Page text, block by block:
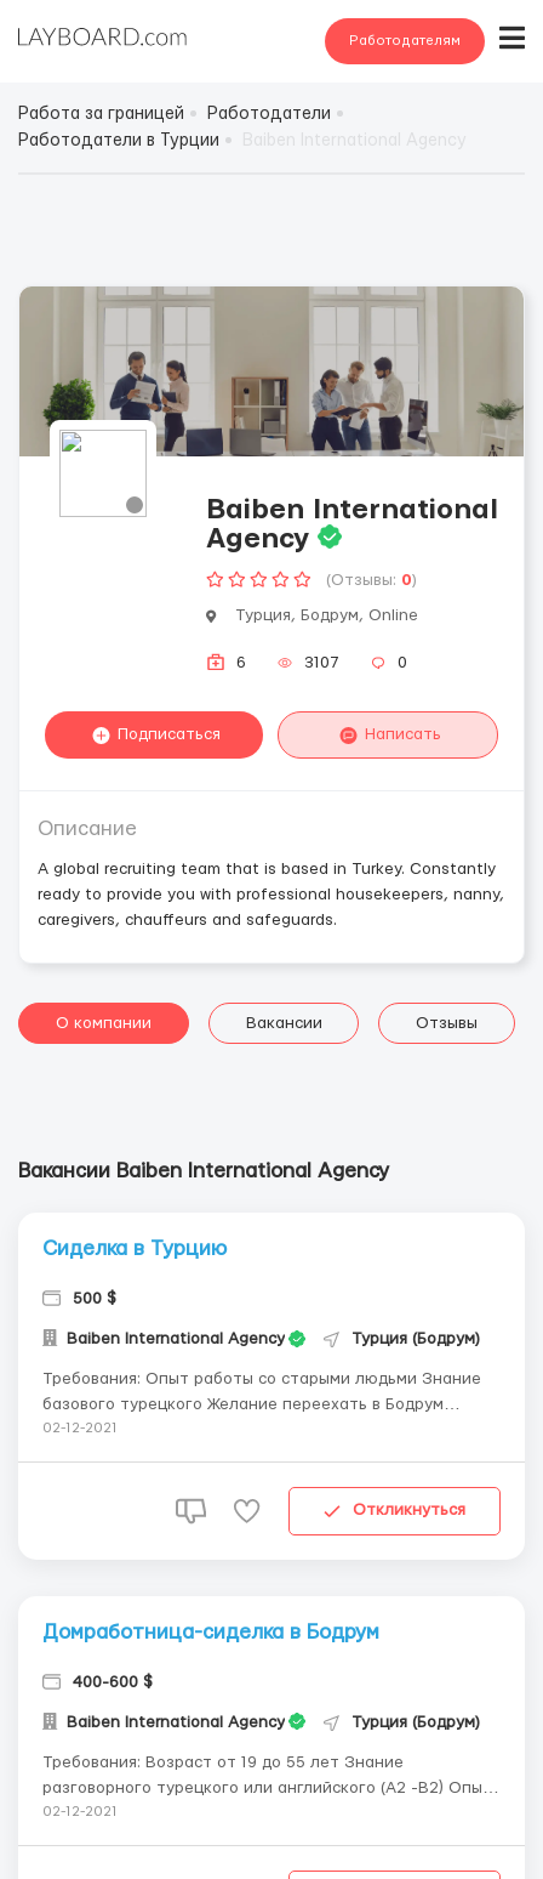
Работодателям
Работа за границей
Работодатели
Работодатели в Турции
Baiben International
Agency
(Отзывы: 0)
Турция, Бодрум, Online
6 3107 0
Подписаться Написать
Описание
A global recruiting team that is based in Turkey. Constantly
ready to provide you with professional housekeepers, nanny,
caregivers, chauffeurs and safeguards.
О компании Вакансии Отзывы
Вакансии Baiben International Agency
Сиделка в Турцию
500 $
Baiben International Agency Турция (Бодрум)
Требования: Опыт работы со старыми людьми Знание
базового турецкого Желание переехать в Бодрум
Ответственность Где работать? Бодрум, Турция
Ежедневная проверка сахара в кр...
02-12-2021
Откликнуться
Домработница-сиделка в Бодрум
400-600 $
Baiben International Agency Турция (Бодрум)
Требования: Возраст от 19 до 55 лет Знание
разговорного турецкого или английского (А2 -B2) Опыт
работы сиделкой с возможностью предоставить
02-12-2021